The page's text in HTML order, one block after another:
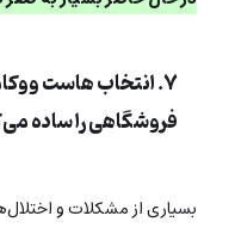
۷. انتخاب هاست
فروشگاهی را ساده
بسیاری از مشکلات و